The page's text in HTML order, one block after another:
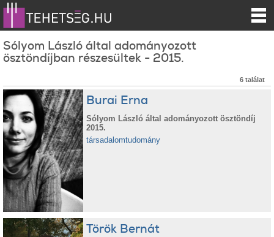
Sólyom László által adományozott
ösztöndíjban részesültek - 2015.
6 találat
Burai Erna
Sólyom László által adományozott ösztöndíj
2015.
társadalomtudomány
Török Bernát